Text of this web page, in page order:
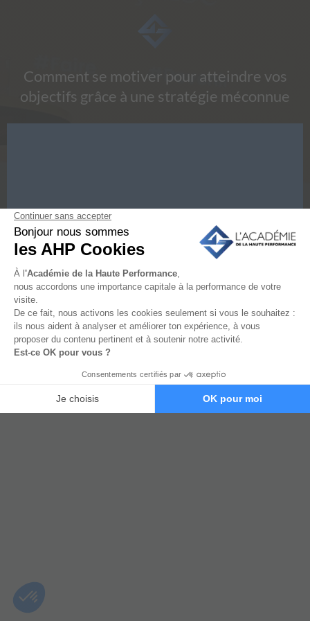
Comment se motiver pour atteindre vos
objectifs grâce à une stratégie méconnue
PROFITER D'UN ENTRETIEN
OFFERT AVEC UN CONSEILLER DE